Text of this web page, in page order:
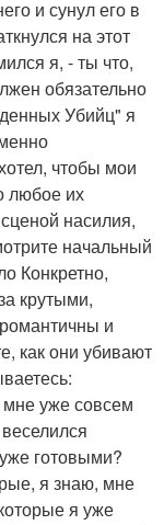
и сунул его в
на этот
я, - ты что,
обязательно
Убийц" я
чтобы мои
любое их
насилия,
начальный
Конкретно,
крутыми,
и
как они убивают
уже совсем
готовыми?
я знаю, мне
я уже